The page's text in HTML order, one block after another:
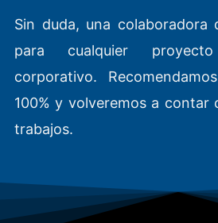
Sin duda, una colaboradora
para cualquier
corporativo.
100% y volveremos a contar
trabajos.